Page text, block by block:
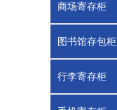
商场寄存柜
图书馆存包柜
行李寄存柜